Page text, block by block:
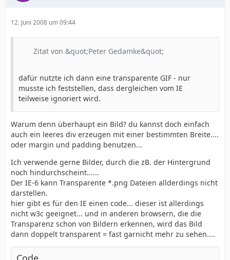
12. Juni 2008 um 09:44
Zitat von &quot;Peter Gedamke&quot;
dafür nutzte ich dann eine transparente GIF - nur
musste ich feststellen, dass dergleichen vom IE
teilweise ignoriert wird.
Warum denn überhaupt ein Bild? du kannst doch einfach
auch ein leeres div erzeugen mit einer bestimmten Breite....
oder margin und padding benutzen...
Ich verwende gerne Bilder, durch die zB. der Hintergrund
noch hindurchscheint......
Der IE-6 kann Transparente *.png Dateien allderdings nicht
darstellen.
hier gibt es für den IE einen code... dieser ist allerdings
nicht w3c geeignet... und in anderen browsern, die die
Transparenz schon von Bildern erkennen, wird das Bild
dann doppelt transparent = fast garnicht mehr zu sehen....